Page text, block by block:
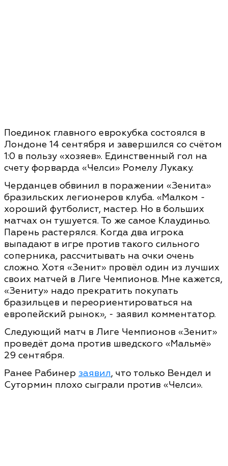
Поединок главного еврокубка состоялся в
Лондоне 14 сентября и завершился со счётом
1:0 в пользу «хозяев». Единственный гол на
счету форварда «Челси» Ромелу Лукаку.
Черданцев обвинил в поражении «Зенита»
бразильских легионеров клуба. «Малком -
хороший футболист, мастер. Но в больших
матчах он тушуется. То же самое Клаудиньо.
Парень растерялся. Когда два игрока
выпадают в игре против такого сильного
соперника, рассчитывать на очки очень
сложно. Хотя «Зенит» провёл один из лучших
своих матчей в Лиге Чемпионов. Мне кажется,
«Зениту» надо прекратить покупать
бразильцев и переориентироваться на
европейский рынок», - заявил комментатор.
Следующий матч в Лиге Чемпионов «Зенит»
проведёт дома против шведского «Мальмё»
29 сентября.
Ранее Рабинер заявил, что только Вендел и
Сутормин плохо сыграли против «Челси».